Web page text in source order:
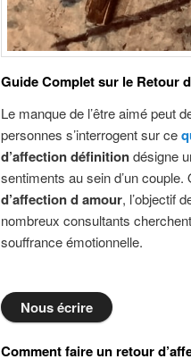
Guide Complet sur le Retour
Le manque de l’être aimé peut
personnes s’interrogent sur ce
d’affection définitiondésigne
sentiments au sein d’un
d’affection d amour, l’objectif
nombreux consultants
souffrance émotionnelle.
Nous écrire
Comment faire un retour